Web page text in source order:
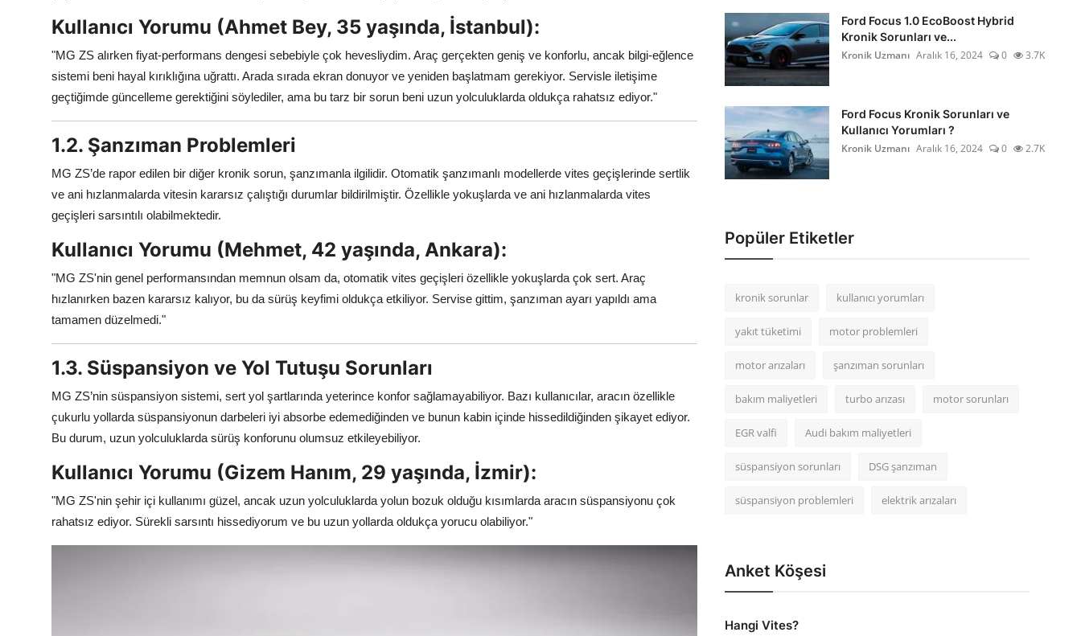
Kullanıcı Yorumu (Ahmet Bey, 35 yaşında, İstanbul):
"MG ZS alırken fiyat-performans dengesi sebebiyle çok hevesliydim. Araç gerçekten geniş ve konforlu, ancak bilgi-eğlence
sistemi beni hayal kırıklığına uğrattı. Arada sırada ekran donuyor ve yeniden başlatmam gerekiyor. Servisle iletişime
geçtiğimde güncelleme gerektiğini söylediler, ama bu tarz bir sorun beni uzun yolculuklarda oldukça rahatsız ediyor."
1.2. Şanzıman Problemleri
MG ZS’de rapor edilen bir diğer kronik sorun, şanzımanla ilgilidir. Otomatik şanzımanlı modellerde vites geçişlerinde sertlik
ve ani hızlanmalarda vitesin kararsız çalıştığı durumlar bildirilmiştir. Özellikle yokuşlarda ve ani hızlanmalarda vites
geçişleri sarsıntılı olabilmektedir.
Kullanıcı Yorumu (Mehmet, 42 yaşında, Ankara):
"MG ZS'nin genel performansından memnun olsam da, otomatik vites geçişleri özellikle yokuşlarda çok sert. Araç
hızlanırken bazen kararsız kalıyor, bu da sürüş keyfimi oldukça etkiliyor. Servise gittim, şanzıman ayarı yapıldı ama
tamamen düzelmedi."
1.3. Süspansiyon ve Yol Tutuşu Sorunları
MG ZS’nin süspansiyon sistemi, sert yol şartlarında yeterince konfor sağlamayabiliyor. Bazı kullanıcılar, aracın özellikle
çukurlu yollarda süspansiyonun darbeleri iyi absorbe edemediğinden ve bunun kabin içinde hissedildiğinden şikayet ediyor.
Bu durum, uzun yolculuklarda sürüş konforunu olumsuz etkileyebiliyor.
Kullanıcı Yorumu (Gizem Hanım, 29 yaşında, İzmir):
"MG ZS'nin şehir içi kullanımı güzel, ancak uzun yolculuklarda yolun bozuk olduğu kısımlarda aracın süspansiyonu çok
rahatsız ediyor. Sürekli sarsıntı hissediyorum ve bu uzun yollarda oldukça yorucu olabiliyor."
Ford Focus 1.0 EcoBoost Hybrid
Kronik Sorunları ve...
Kronik Uzmanı Aralık 16, 2024 0 3.7K
Ford Focus Kronik Sorunları ve
Kullanıcı Yorumları ?
Kronik Uzmanı Aralık 16, 2024 0 2.7K
Popüler Etiketler
kronik sorunlar kullanıcı yorumları
yakıt tüketimi motor problemleri
motor arızaları şanzıman sorunları
bakım maliyetleri turbo arızası motor sorunları
EGR valfi Audi bakım maliyetleri
süspansiyon sorunları DSG şanzıman
süspansiyon problemleri elektrik arızaları
Anket Köşesi
Hangi Vites?